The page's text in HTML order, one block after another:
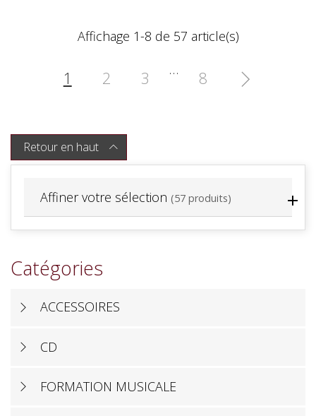
Affiner votre sélection (57 produits)
Catégories
ACCESSOIRES
CD
FORMATION MUSICALE
Affichage 1-8 de 57 article(s)
1 2 3 … 8 
Retour en haut 